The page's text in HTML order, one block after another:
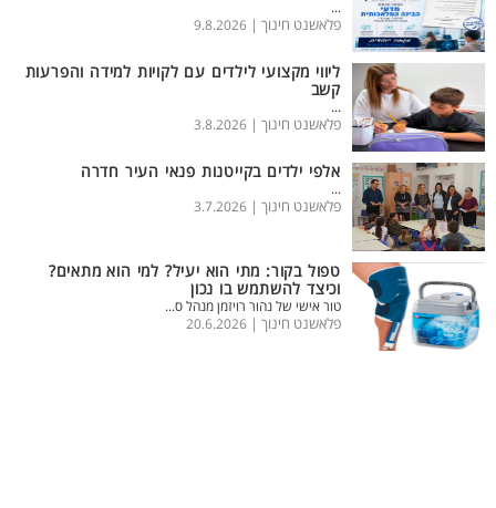
...
פלאשנט חינוך | 9.8.2026
ליווי מקצועי לילדים עם לקויות למידה והפרעות
קשב
...
פלאשנט חינוך | 3.8.2026
אלפי ילדים בקייטנות פנאי העיר חדרה
...
פלאשנט חינוך | 3.7.2026
טפול בקור: מתי הוא יעיל? למי הוא מתאים?
וכיצד להשתמש בו נכון
טור אישי של נהור רויזמן מנהל ס...
פלאשנט חינוך | 20.6.2026